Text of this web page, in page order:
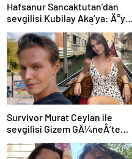
Hafsanur Sancaktutan’dan
sevgilisi Kubilay Aka’ya: Ä°yi
ki doÄdun gÃ¼n Ä±ÅÄ±ÄÄ±m
Survivor Murat Ceylan ile
sevgilisi Gizem GÃ¼neÅ’ten
mutluluk pozu